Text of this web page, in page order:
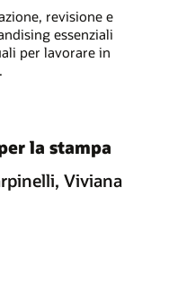
revisione e
essenziali
per lavorare in
la stampa
Viviana